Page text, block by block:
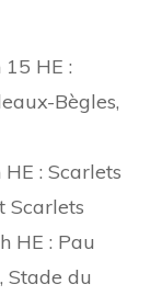
HE :
Bègles,
: Scarlets
Scarlets
HE : Pau
Stade du